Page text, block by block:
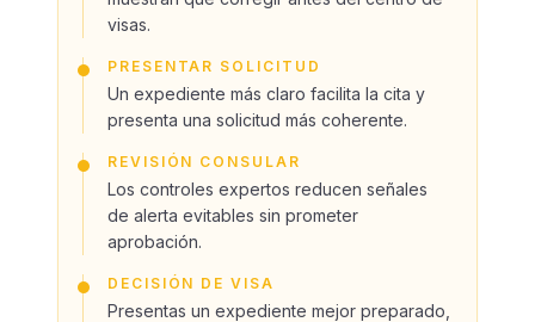
visas.
PRESENTAR SOLICITUD
Un expediente más claro facilita la cita y
presenta una solicitud más coherente.
REVISIÓN CONSULAR
Los controles expertos reducen señales
de alerta evitables sin prometer
aprobación.
DECISIÓN DE VISA
Presentas un expediente mejor preparado,